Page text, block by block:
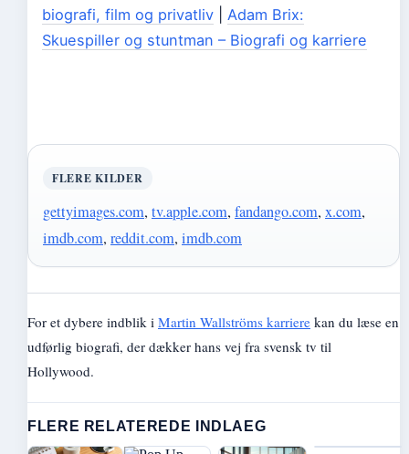
biografi, film og privatliv
Adam Brix:
Skuespiller og stuntman – Biografi og karriere
FLERE KILDER
gettyimages.com, tv.apple.com, fandango.com, x.com,
imdb.com, reddit.com, imdb.com
For et dybere indblik i Martin Wallströms karriere kan du læse en
udførlig biografi, der dækker hans vej fra svensk tv til
Hollywood.
FLERE RELATEREDE INDLAEG